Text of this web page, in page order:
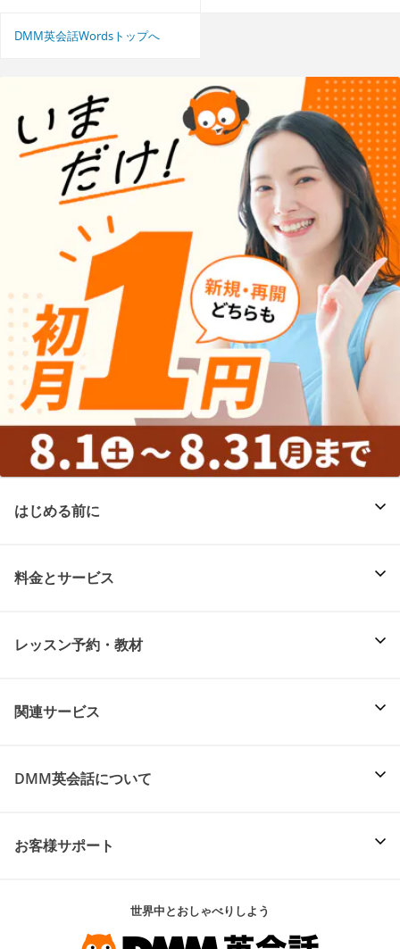
DMM英会話Wordsトップへ
はじめる前に
料金とサービス
レッスン予約・教材
関連サービス
DMM英会話について
お客様サポート
世界中とおしゃべりしよう